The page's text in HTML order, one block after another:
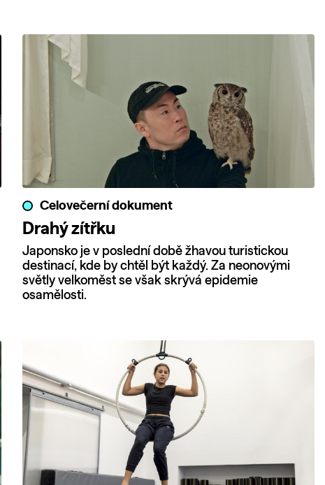
Celovečerní dokument
Drahý zítřku
Japonsko je v poslední době žhavou turistickou
destinací, kde by chtěl být každý. Za neonovými
světly velkoměst se však skrývá epidemie
osamělosti.